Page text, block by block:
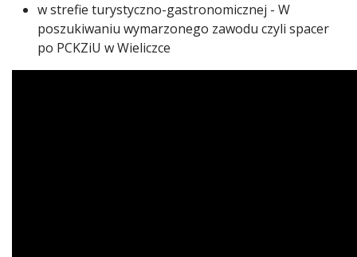
w strefie turystyczno-gastronomicznej - W
poszukiwaniu wymarzonego zawodu czyli spacer
po PCKZiU w Wieliczce